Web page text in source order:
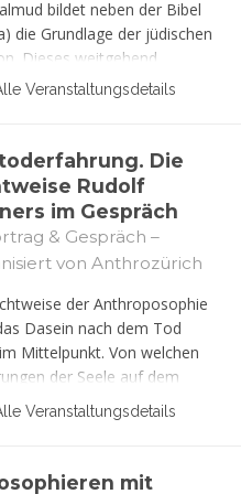
bildet neben der Bibel
die Grundlage der jüdischen
Dieses weitgehend
Werk besteht vor allem
Diskussionen aus
von Anekdoten,
und
Veranstaltungsdetails
Die
Rudolf
im Gespräch
& Gespräch –
von Anthrozürich
der Anthroposophie
Dasein nach dem Tod
Mittelpunkt. Von welchen
der Seele auf dem
den Kosmos spricht
Steiner? Welcher Art ist das
geistigen Wesen?
Veranstaltungsdetails
mit